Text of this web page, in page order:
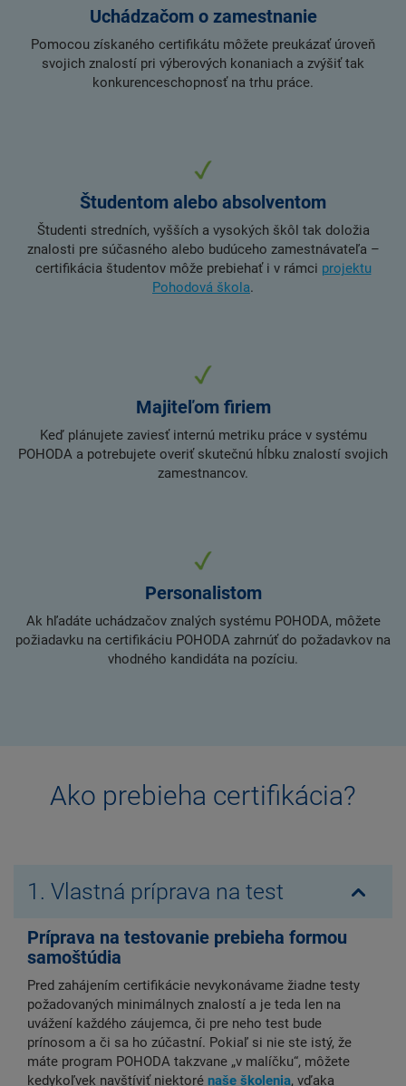
Uchádzačom o zamestnanie
Pomocou získaného certifikátu môžete preukázať úroveň
svojich znalostí pri výberových konaniach a zvýšiť tak
konkurenceschopnosť na trhu práce.
Študentom alebo absolventom
Študenti stredních, vyšších a vysokých škôl tak doložia
znalosti pre súčasného alebo budúceho zamestnávateľa –
certifikácia študentov môže prebiehať i v rámci projektu
Pohodová škola.
Majiteľom firiem
Keď plánujete zaviesť internú metriku práce v systému
POHODA a potrebujete overiť skutečnú hĺbku znalostí svojich
zamestnancov.
Personalistom
Ak hľadáte uchádzačov znalých systému POHODA, môžete
požiadavku na certifikáciu POHODA zahrnúť do požadavkov na
vhodného kandidáta na pozíciu.
Ako prebieha certifikácia?
1. Vlastná príprava na test
Príprava na testovanie prebieha formou
samoštúdia
Pred zahájením certifikácie nevykonávame žiadne testy
požadovaných minimálnych znalostí a je teda len na
uvážení každého záujemca, či pre neho test bude
prínosom a či sa ho zúčastní. Pokiaľ si nie ste istý, že
máte program POHODA takzvane „v malíčku“, môžete
kedykoľvek navštíviť niektoré naše školenia, vďaka